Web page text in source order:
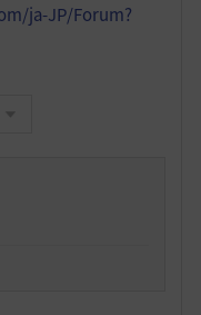
入
ja-JP/Forum?